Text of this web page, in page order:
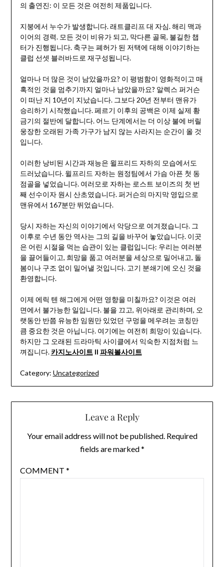
의 출연진: 이 모든 것은 여전히 제품입니다.
지붕에서 누수가 발생합니다. 래트클리프 대 자심. 해리 맥과
이어의 경력. 모든 것이 비유가 되고, 막다른 골목, 불길한 챕
터가 진행됩니다. 축구는 폐허가 된 저택에 대해 이야기하는
클럽 선셋 블러바드로 재구성됩니다.
얼마나 더 많은 것이 남았을까요? 이 평범함이 영화적이고 매
혹적인 것을 멈추기까지 얼마나 남았을까요? 알렉스 퍼거슨
이 떠난 지 10년이 지났습니다. 그보다 20년 전부터 맨유가
승리하기 시작했습니다. 페르기 이후의 공백은 이제 실제 황
금기의 절반에 달합니다. 어느 단계에서는 더 이상 불에 버릴
웅장한 오래된 가족 가구가 남지 않는 사라지는 순간이 올 것
입니다.
이러한 낭비된 시간과 재능은 윌프리드 자하의 모습에서도
드러났습니다. 윌프리드 자하는 원정팀에서 가슴 아픈 첫 동
점골을 넣었습니다. 여러모로 자하는 로스트 보이즈의 첫 번
째 선수이자 원시 산초였습니다. 퍼거슨의 마지막 영입으로
맨유에서 167분만 뛰었습니다.
당시 자하는 자신의 이야기에서 악당으로 여겨졌습니다. 그
이후로 수년 동안 역사는 그의 길을 바꾸어 놓았습니다. 이곳
은 어린 시절을 먹는 습관이 있는 클럽입니다: 우리는 여러분
을 끌어들이고, 희망을 품고 여러분을 세상으로 밀어내고, 돌
봄이나 구조 없이 밀어낼 것입니다. 고기 분쇄기에 오신 것을
환영합니다.
이제 에릭 텐 해그에게 어떤 영향을 미칠까요? 이것은 여러
면에서 불가능한 일입니다. 불을 끄고, 위아래로 관리하며, 오
랫동안 반쯤 유능한 임원만 있었던 구멍을 메우려는 코칭만
큼 중요한 것은 아닙니다. 여기에는 여전히 희망이 있습니다.
하지만 그 오래된 드라마틱 사이클에서 익숙한 지점처럼 느
껴집니다. 카지노사이트II 파워볼사이트
Category: Uncategorized
Leave a Reply
Your email address will not be published. Required
fields are marked*
COMMENT *